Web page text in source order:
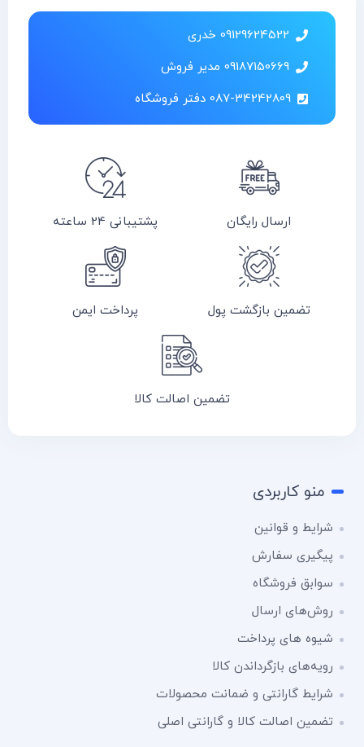
09129624522 خدری
09187150669 مدیر فروش
087-34242809 دفتر فروشگاه
ارسال رایگان پشتیبانی 24 ساعته
تضمین بازگشت پول پرداخت ایمن
تضمین اصالت کالا
منو کاربردی
شرایط و قوانین
پیگیری سفارش
سوابق فروشگاه
روش‌های ارسال
شیوه های پرداخت
رویه‌های بازگرداندن کالا
شرایط گارانتی و ضمانت محصولات
تضمین اصالت کالا و گارانتی اصلی